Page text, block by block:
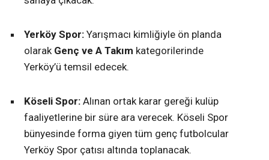
Yerköy Spor: Yarışmacı kimliğiyle ön planda
olarak Genç ve A Takım kategorilerinde
Yerköy’ü temsil edecek.
Köseli Spor: Alınan ortak karar gereği kulüp
faaliyetlerine bir süre ara verecek. Köseli Spor
bünyesinde forma giyen tüm genç futbolcular
Yerköy Spor çatısı altında toplanacak.